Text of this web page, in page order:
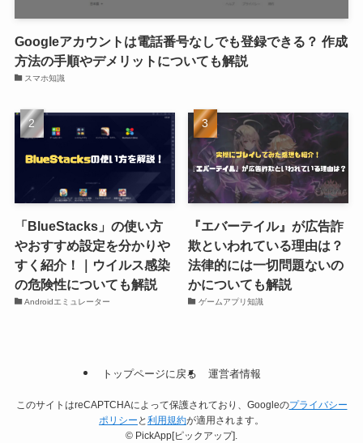
Googleアカウントは電話番号なしでも登録できる？ 作成
方法の手順やデメリットについても解説
スマホ知識
「BlueStacks」の使い方
やおすすめ設定を分かりや
すく紹介！｜ウイルス感染
の危険性についても解説
Androidエミュレーター
『エバーテイル』が広告詐
欺といわれている理由は？
法律的には一切問題ないの
かについても解説
ゲームアプリ知識
トップページに戻る 運営者情報
このサイトはreCAPTCHAによって保護されており、Googleのプライバシー
ポリシー と 利用規約が適用されます。
© PickApp[ピックアップ].